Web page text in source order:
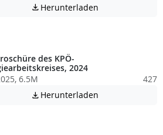
 Herunterladen
des KPÖ-
2024
6.5M
427
 Herunterladen